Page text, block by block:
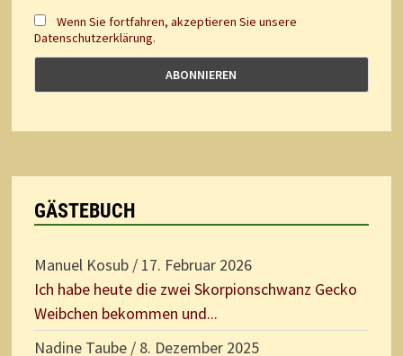
Wenn Sie fortfahren, akzeptieren Sie unsere
Datenschutzerklärung.
GÄSTEBUCH
Manuel Kosub/ 17. Februar 2026
Ich habe heute die zwei Skorpionschwanz Gecko
Weibchen bekommen und...
Nadine Taube/ 8. Dezember 2025